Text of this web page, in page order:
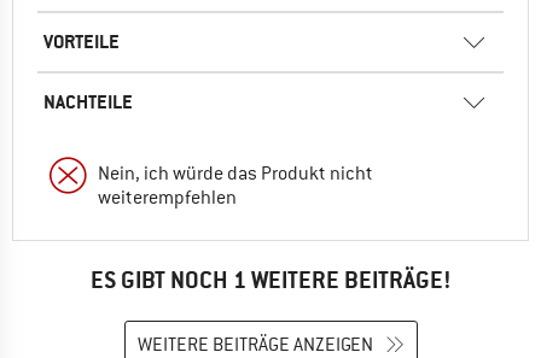
VORTEILE
NACHTEILE
Nein, ich würde das Produkt nicht
weiterempfehlen
ES GIBT NOCH 1 WEITERE BEITRÄGE!
WEITERE BEITRÄGE ANZEIGEN